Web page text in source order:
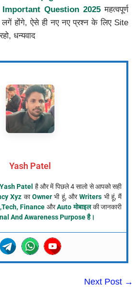
Important Question 2025महत्वपूर्ण
होंगे, ऐसे ही नए नए प्रश्न के लिए Site
धन्यवाद
Yash Patel
Yash Patel है और में पिछले 4 सालो से आपको सही
Xyz काOwnerभी हूं, औरWriters भी हूं, मैं
Finance औरAuto मोबाइलकी जानकारी
And Awareness Purpose है।
Next Post →